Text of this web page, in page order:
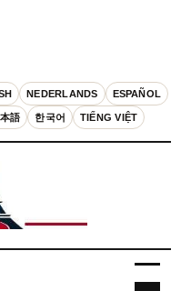
NEDERLANDS ESPAÑOL
語 한국어 TIẾNG VIỆT